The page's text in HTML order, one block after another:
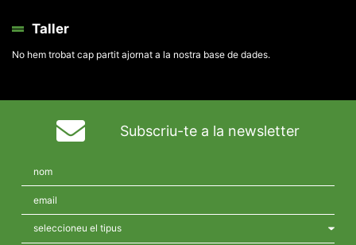
Taller
No hem trobat cap partit ajornat a la nostra base de dades.
Subscriu-te a la newsletter